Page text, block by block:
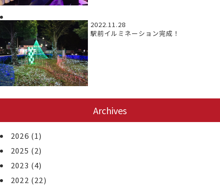
2022.11.28
駅前イルミネーション完成！
Archives
2026 (1)
2025 (2)
2023 (4)
2022 (22)